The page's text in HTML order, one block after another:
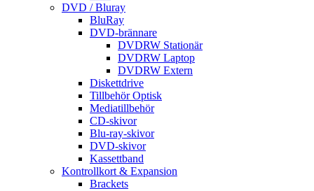
DVD / Bluray
BluRay
DVD-brännare
DVDRW Stationär
DVDRW Laptop
DVDRW Extern
Diskettdrive
Tillbehör Optisk
Mediatillbehör
CD-skivor
Blu-ray-skivor
DVD-skivor
Kassettband
Kontrollkort & Expansion
Brackets